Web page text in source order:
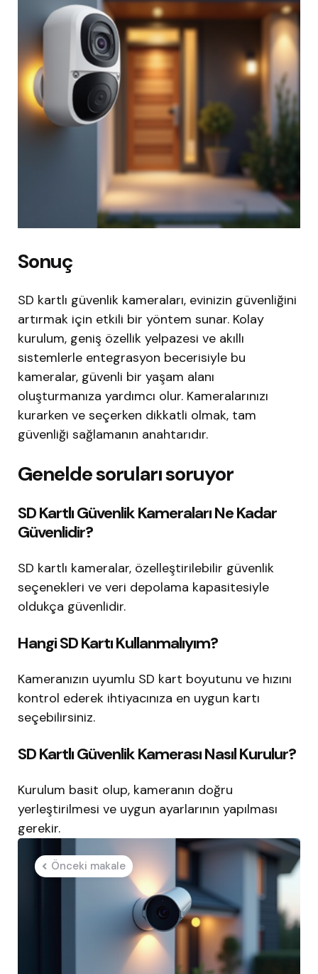
Sonuç
SD kartlı güvenlik kameraları, evinizin güvenliğini
artırmak için etkili bir yöntem sunar. Kolay
kurulum, geniş özellik yelpazesi ve akıllı
sistemlerle entegrasyon becerisiyle bu
kameralar, güvenli bir yaşam alanı
oluşturmanıza yardımcı olur. Kameralarınızı
kurarken ve seçerken dikkatli olmak, tam
güvenliği sağlamanın anahtarıdır.
Genelde soruları soruyor
SD Kartlı Güvenlik Kameraları Ne Kadar
Güvenlidir?
SD kartlı kameralar, özelleştirilebilir güvenlik
seçenekleri ve veri depolama kapasitesiyle
oldukça güvenlidir.
Hangi SD Kartı Kullanmalıyım?
Kameranızın uyumlu SD kart boyutunu ve hızını
kontrol ederek ihtiyacınıza en uygun kartı
seçebilirsiniz.
SD Kartlı Güvenlik Kamerası Nasıl Kurulur?
Kurulum basit olup, kameranın doğru
yerleştirilmesi ve uygun ayarlarının yapılması
gerekir.
Post
navigation
Önceki makale